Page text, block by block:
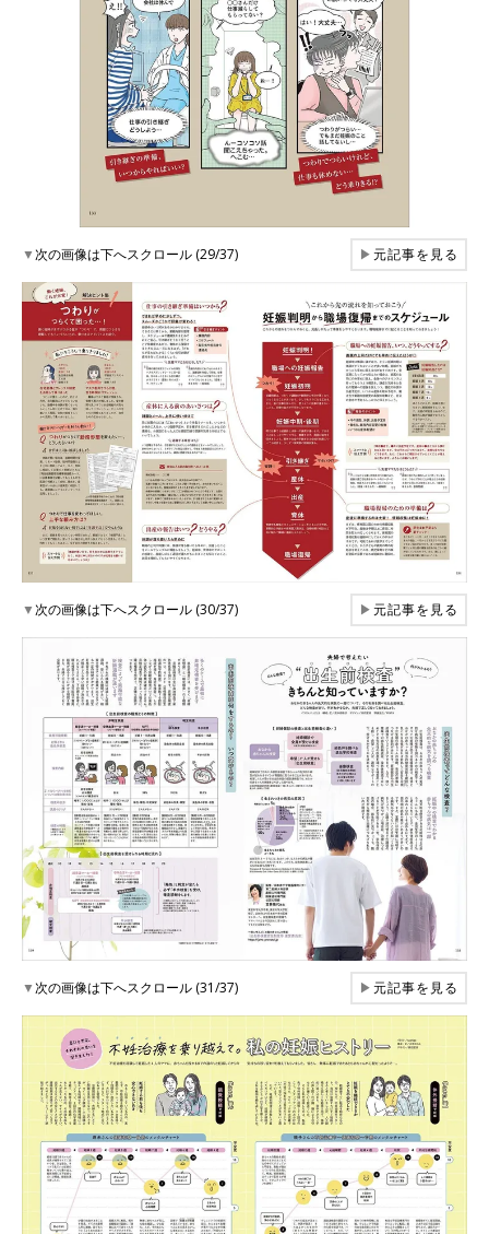
▼次の画像は下へスクロール (29/37) ▶元記事を見る
▼次の画像は下へスクロール (30/37) ▶元記事を見る
▼次の画像は下へスクロール (31/37) ▶元記事を見る